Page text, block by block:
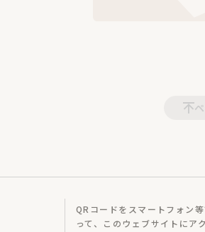
QRコードをスマートフォン
って、 このウェブサイトにア